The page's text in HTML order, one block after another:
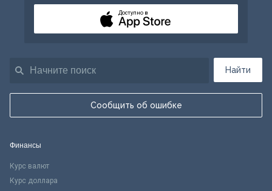
Найти
Сообщить об ошибке
Доступно в
Финансы
Курс валют
Курс доллара